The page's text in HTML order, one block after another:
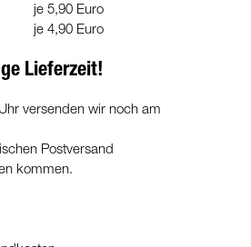
je 5,90 Euro
je 4,90 Euro
Lieferzeit!
versenden wir noch am
Postversand
kommen.